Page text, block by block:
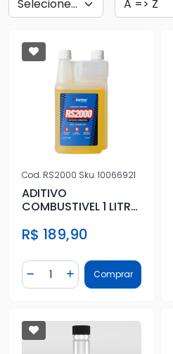
Cod. RS2000 Sku.10066921
ADITIVO
COMBUSTIVEL 1 LITRO
X CENTRAL
R$ 189,90
Diminuir Quantidade
Quantidade
Adicionar Quantidade
Comprar